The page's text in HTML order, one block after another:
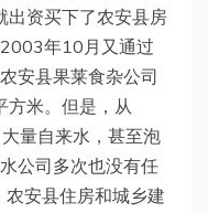
资买下了农安县房
年10月又通过
安县果莱食杂公司
方米。但是，从
量自来水，甚至泡
公司多次也没有任
安县住房和城乡建